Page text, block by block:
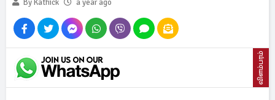
By Kathick a year ago
விளம்பரம்